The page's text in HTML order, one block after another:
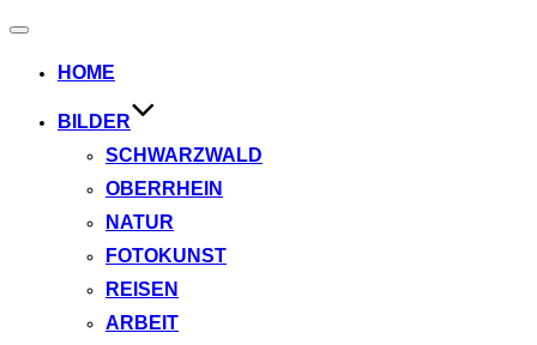
Navigation
HOME
BILDER
SCHWARZWALD
OBERRHEIN
NATUR
FOTOKUNST
REISEN
ARBEIT